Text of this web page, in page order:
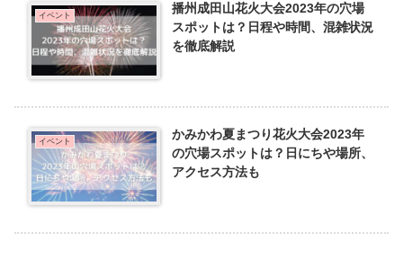
イベント
播州成田山花火大会2023年の穴場
スポットは？日程や時間、混雑状況
を徹底解説
イベント
かみかわ夏まつり花火大会2023年
の穴場スポットは？日にちや場所、
アクセス方法も